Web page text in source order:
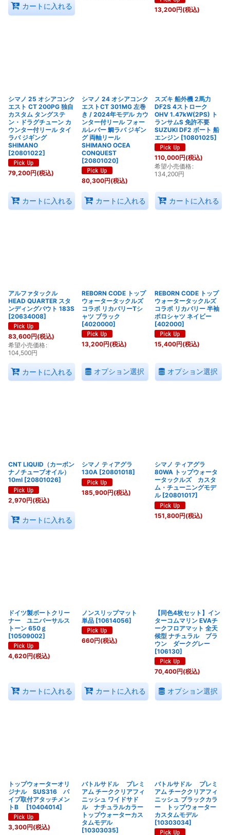
カートに入れる 13,200円(税込)
シマノ 25 オシアコンク
エスト CT 200PG 独自
カスタム タングステ
ン・ドラグチューン カ
ウンター付リール タイ
ラバ ジギング
SHIMANO
[20801022]
79,200円(税込)
カートに入れる
シマノ 24 オシアコンク
エストCT 301MG 左巻
き / 2024年モデル カウ
ンター付リール フォー
ルレバー 鯛ラバ ジギン
グ 両軸リール
SHIMANO OCEA
CONQUEST
[20801020]
80,300円(税込)
カートに入れる
スズキ 船外機 2馬力
DF2S 4ストローク
OHV 1.47kW(2PS) ト
ランサムS 免許不要
SUZUKI DF2 ボート 船
エンジン [10801025]
110,000円(税込)
希望小売価格:
134,200円
カートに入れる
アルファタックル
HEAD QUARTER スタ
ンディングバウト 183S
[20634008]
83,600円(税込)
希望小売価格:
104,500円
カートに入れる
REBORN CODE トップ
ウォータータックルズ
コラボ リカバリーTシ
ャツ ブラック
[4020000]
13,200円(税込)
オプション選択
REBORN CODE トップ
ウォータータックルズ
コラボ リカバリー 半袖
ポロシャツ ネイビー
[402000]
15,400円(税込)
オプション選択
CNT LIQUID（カーボン
ナノチューブオイル）
10ml [20801026]
2,970円(税込)
カートに入れる
シマノ ティアグラ
130A [20801018]
185,900円(税込)
シマノ ティアグラ
80WA トップウォータ
ータックルズ カスタ
ム・チューニングモデ
ル [20801017]
151,800円(税込)
ドイツ製ボートクリー
ナー ユニバーサルス
トーン 650ｇ
[10509002]
4,620円(税込)
カートに入れる
ノンスリップマット
単品 [10614056]
660円(税込)
カートに入れる
【同色4枚セット】イン
ターコムマリン EVAチ
ークフロアマット 全天
候型 ナチュラル ブラ
ウン ダークグレー
[106130]
70,400円(税込)
オプション選択
トップウォーターオリ
ジナル SUS316 パ
イプ取付アタッチメン
トB
[10404014]
3,300円(税込)
バトルサドル プレミ
アム チーククリアフィ
ニッシュ ワイドサド
ル ナチュラルカラー
トップウォーターカス
タムモデル
[10303035]
バトルサドル プレミ
アム チーククリアフィ
ニッシュ ブラックカラ
ー トップウォーター
カスタムモデル
[10303034]